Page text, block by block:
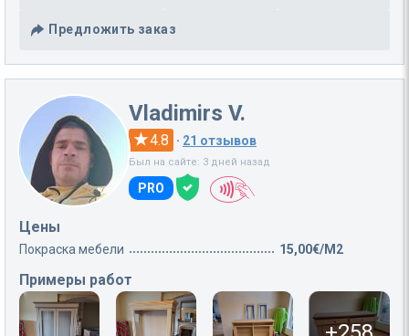
Предложить заказ
Vladimirs V.
4.8 · 21 отзывов
Был на сайте: 3 дней назад
PRO
Цены
Покраска мебели 15,00€/M2
Примеры работ